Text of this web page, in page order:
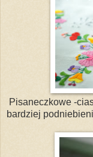
Pisaneczkowe -
bardziej